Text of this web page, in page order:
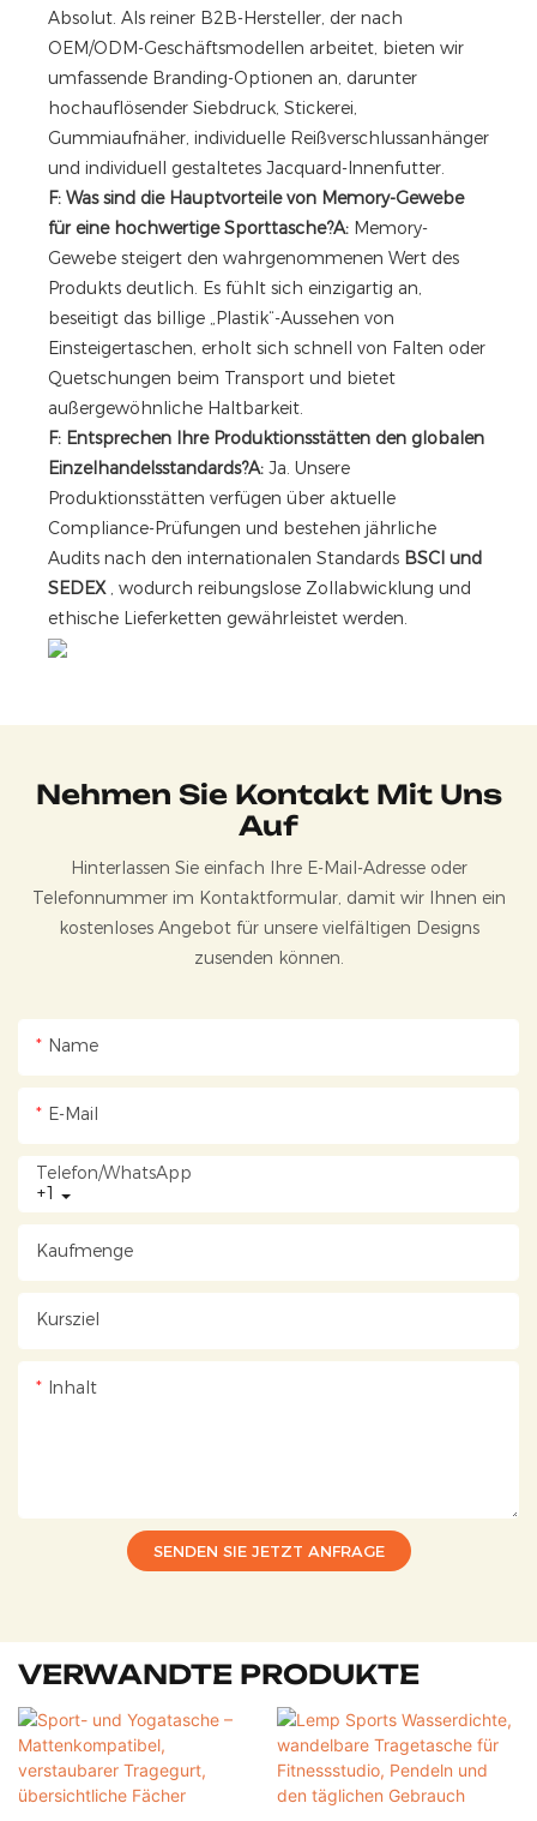
Absolut. Als reiner B2B-Hersteller, der nach
OEM/ODM-Geschäftsmodellen arbeitet, bieten wir
umfassende Branding-Optionen an, darunter
hochauflösender Siebdruck, Stickerei,
Gummiaufnäher, individuelle Reißverschlussanhänger
und individuell gestaltetes Jacquard-Innenfutter.
F: Was sind die Hauptvorteile von Memory-Gewebe
für eine hochwertige Sporttasche?A: Memory-
Gewebe steigert den wahrgenommenen Wert des
Produkts deutlich. Es fühlt sich einzigartig an,
beseitigt das billige „Plastik“-Aussehen von
Einsteigertaschen, erholt sich schnell von Falten oder
Quetschungen beim Transport und bietet
außergewöhnliche Haltbarkeit.
F: Entsprechen Ihre Produktionsstätten den globalen
Einzelhandelsstandards?A: Ja. Unsere
Produktionsstätten verfügen über aktuelle
Compliance-Prüfungen und bestehen jährliche
Audits nach den internationalen Standards BSCI und
SEDEX, wodurch reibungslose Zollabwicklung und
ethische Lieferketten gewährleistet werden.
Nehmen Sie Kontakt Mit Uns
Auf
Hinterlassen Sie einfach Ihre E-Mail-Adresse oder
Telefonnummer im Kontaktformular, damit wir Ihnen ein
kostenloses Angebot für unsere vielfältigen Designs
zusenden können.
Name
E-Mail
+1
Telefon/WhatsApp
Kaufmenge
Kursziel
Inhalt
SENDEN SIE JETZT ANFRAGE
VERWANDTE PRODUKTE